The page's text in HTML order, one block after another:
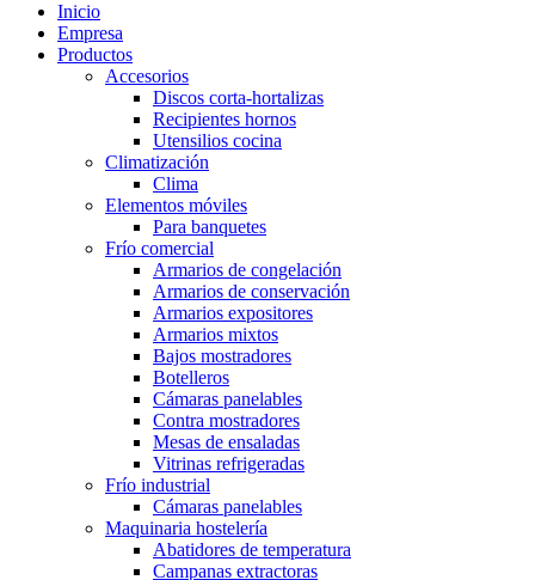
Inicio
Empresa
Productos
Accesorios
Discos corta-hortalizas
Recipientes hornos
Utensilios cocina
Climatización
Clima
Elementos móviles
Para banquetes
Frío comercial
Armarios de congelación
Armarios de conservación
Armarios expositores
Armarios mixtos
Bajos mostradores
Botelleros
Cámaras panelables
Contra mostradores
Mesas de ensaladas
Vitrinas refrigeradas
Frío industrial
Cámaras panelables
Maquinaria hostelería
Abatidores de temperatura
Campanas extractoras